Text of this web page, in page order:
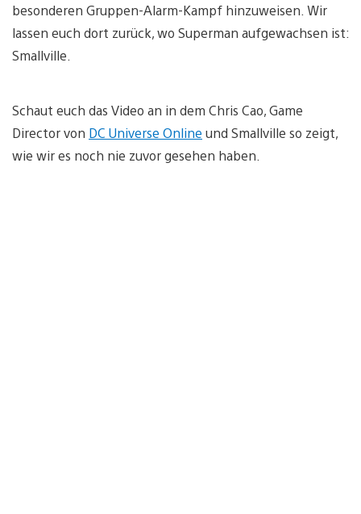
besonderen Gruppen-Alarm-Kampf hinzuweisen. Wir
lassen euch dort zurück, wo Superman aufgewachsen ist:
Smallville.
Schaut euch das Video an in dem Chris Cao, Game
Director von DC Universe Online und Smallville so zeigt,
wie wir es noch nie zuvor gesehen haben.